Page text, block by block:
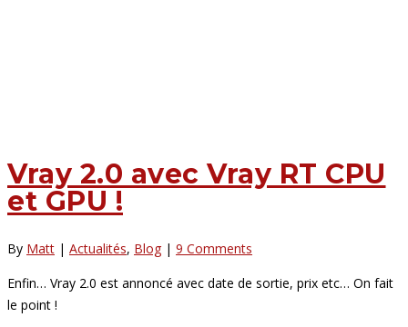
Vray 2.0 avec Vray RT CPU
et GPU !
By Matt | Actualités, Blog | 9 Comments
Enfin… Vray 2.0 est annoncé avec date de sortie, prix etc… On fait
le point !